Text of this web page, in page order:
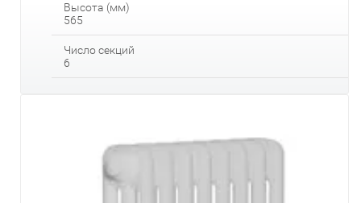
Высота (мм)
565
Число секций
6